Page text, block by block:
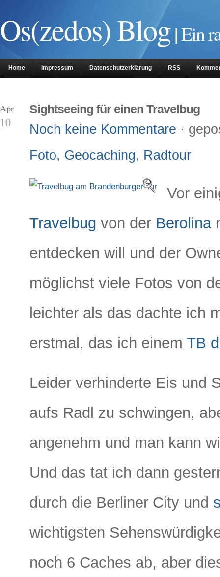
Os(zedos) Blog| Ein
Home Impressum Datenschutzerklärung RSS
Sightseeing für einen Travelbug
Noch keine Kommentare ·
Foto, Geocaching, Radtour
Vor
Travelbug von der Berolina
entdecken will und der
möglichst viele Fotos von
leichter als das dachte ich
erstmal, das ich einem TB
Leider verhinderte Eis und
aufs Radl zu schwingen,
angenehm und man kann
Und das tat ich dann
durch die Berliner City und
wichtigsten
noch 6 Caches ab, aber